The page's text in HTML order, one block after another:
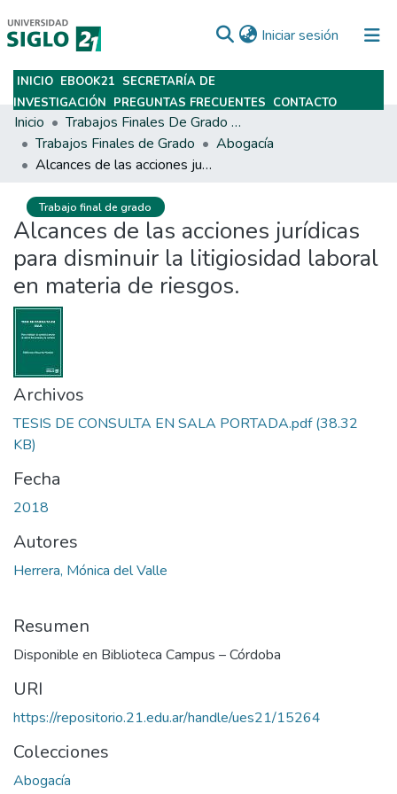
Iniciar sesión (current)
Subir
INICIO EBOOK21 SECRETARÍA DE
INVESTIGACIÓN PREGUNTAS FRECUENTES CONTACTO
Inicio
Trabajos Finales De Grado Y Posgrado
Trabajos Finales de Grado
Abogacía
Alcances de las acciones jurídicas para disminuir la litigiosidad laboral en materia de riesgos.
Trabajo final de grado
Alcances de las acciones jurídicas
para disminuir la litigiosidad laboral
en materia de riesgos.
Archivos
TESIS DE CONSULTA EN SALA PORTADA.pdf(38.32
KB)
Fecha
2018
Autores
Herrera, Mónica del Valle
Resumen
Disponible en Biblioteca Campus – Córdoba
URI
https://repositorio.21.edu.ar/handle/ues21/15264
Colecciones
Abogacía